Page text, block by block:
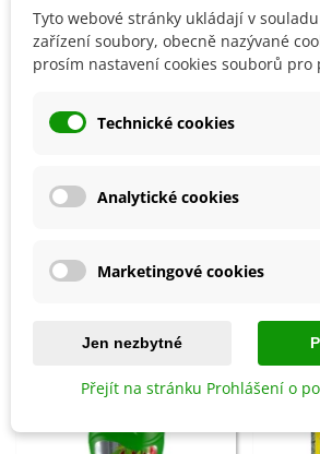
Doba klíčení:1 - 2 týdny
Spon:40 x 40 cm
Stanoviště:
slunečné, polostinné,
Půda:propustná, lehká, neutrální
Tyto webové stránky ukládají v
zařízení soubory, obecně nazývané
prosím nastavení cookies souborů pro
Technické cookies
Analytické cookies
Marketingové cookies
Jen nezbytné
Přejít na stránku Prohlášení o